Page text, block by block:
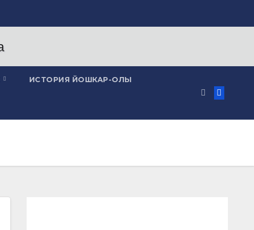
ИСТОРИЯ ЙОШКАР-ОЛЫ